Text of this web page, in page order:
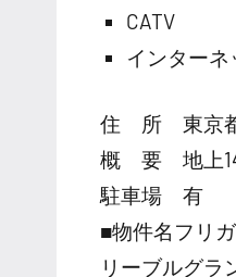
CATV
インター
住 所 東京都
概 要 地上14
駐車場 有
■物件名フリ
リーブルグラ